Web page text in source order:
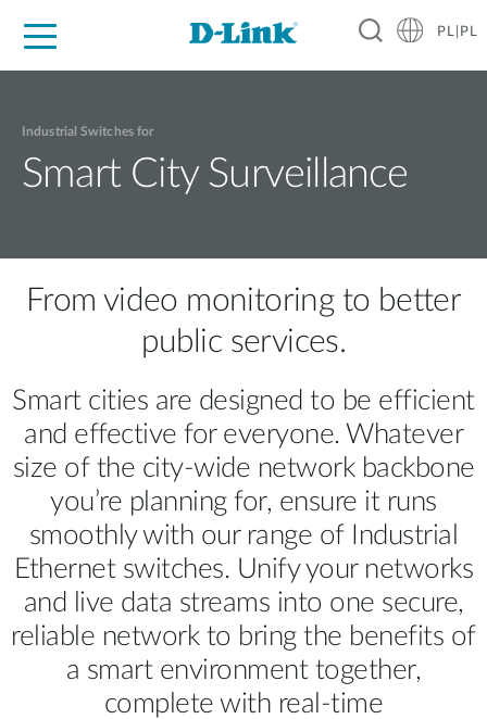
PL|PL
Industrial Switches for
Smart City Surveillance
From video monitoring to better
public services.
Smart cities are designed to be efficient
and effective for everyone. Whatever
size of the city-wide network backbone
you’re planning for, ensure it runs
smoothly with our range of Industrial
Ethernet switches. Unify your networks
and live data streams into one secure,
reliable network to bring the benefits of
a smart environment together,
complete with real-time